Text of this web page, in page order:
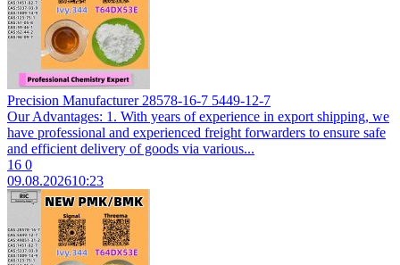
Precision Manufacturer 28578-16-7 5449-12-7
Our Advantages: 1. With years of experience in export shipping, we
have professional and experienced freight forwarders to ensure safe
and efficient delivery of goods via various...
16 0
09.08.202610:23